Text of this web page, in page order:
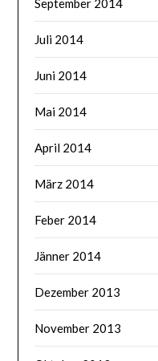
Juli 2014
Juni 2014
Mai 2014
April 2014
März 2014
Feber 2014
Jänner 2014
Dezember 2013
November 2013